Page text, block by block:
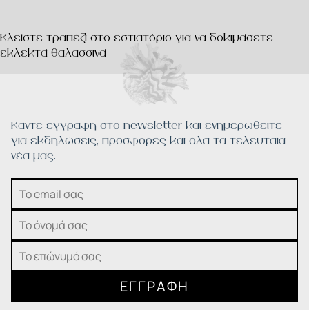
Κλείστε τραπέζι στο εστιατόριο για να δοκιμάσετε
εκλεκτά θαλασσινά
Κάντε εγγραφή στο newsletter και ενημερωθείτε
για εκδηλώσεις, προσφορές και όλα τα τελευταία
νέα μας.
ΕΓΓΡΑΦΗ